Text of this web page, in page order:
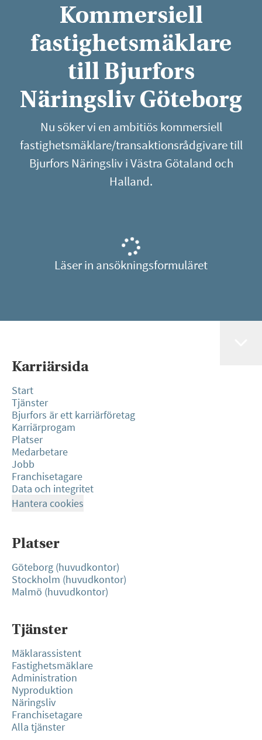
Kommersiell
fastighetsmäklare
till Bjurfors
Näringsliv Göteborg
Nu söker vi en ambitiös kommersiell
fastighetsmäklare/transaktionsrådgivare till
Bjurfors Näringsliv i Västra Götaland och
Halland.
Läser in ansökningsformuläret
Karriärsida
Start
Tjänster
Bjurfors är ett karriärföretag
Karriärprogam
Platser
Medarbetare
Jobb
Franchisetagare
Data och integritet
Hantera cookies
Platser
Göteborg (huvudkontor)
Stockholm (huvudkontor)
Malmö (huvudkontor)
Tjänster
Mäklarassistent
Fastighetsmäklare
Administration
Nyproduktion
Näringsliv
Franchisetagare
Alla tjänster